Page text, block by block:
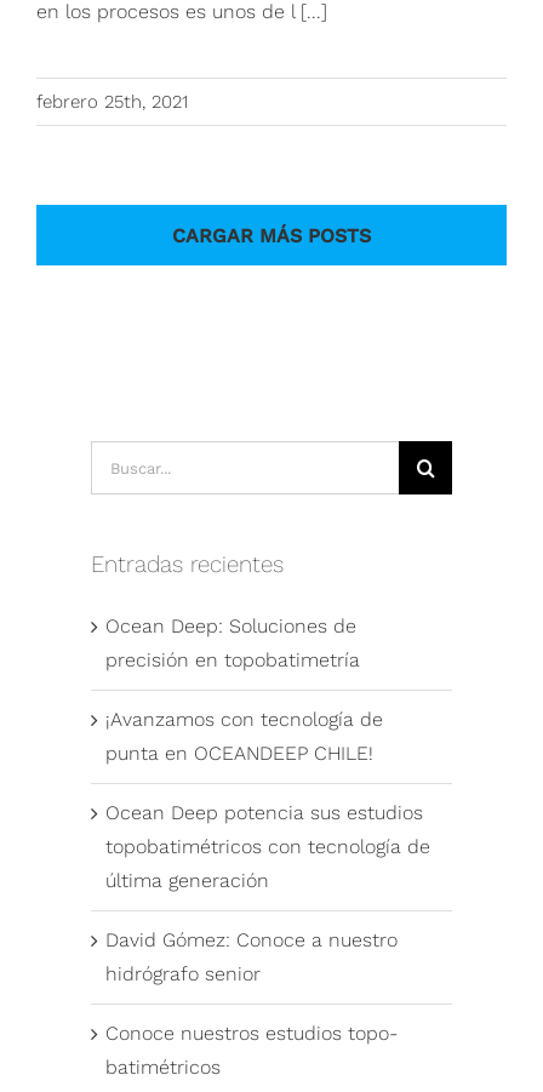
en los procesos es unos de l [...]
febrero 25th, 2021
CARGAR MÁS POSTS
Entradas recientes
Ocean Deep: Soluciones de
precisión en topobatimetría
¡Avanzamos con tecnología de
punta en OCEANDEEP CHILE!
Ocean Deep potencia sus estudios
topobatimétricos con tecnología de
última generación
David Gómez: Conoce a nuestro
hidrógrafo senior
Conoce nuestros estudios topo-
batimétricos